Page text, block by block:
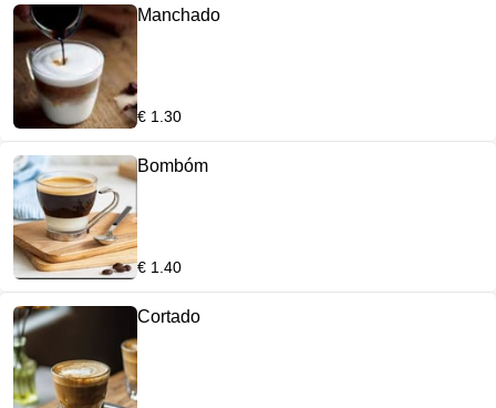
Manchado
€ 1.30
Bombóm
€ 1.40
Cortado